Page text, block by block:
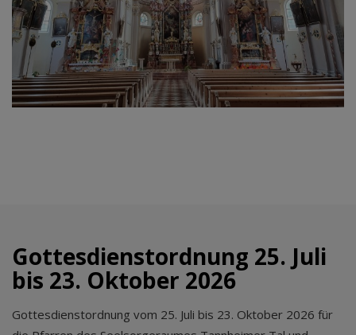
Gottesdienstordnung 25. Juli
bis 23. Oktober 2026
Gottesdienstordnung vom 25. Juli bis 23. Oktober 2026 für